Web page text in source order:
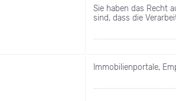
Sie haben das Recht
sind, dass die
Immobilienportale,